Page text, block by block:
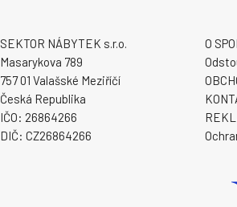
SEKTOR NÁBYTEK s.r.o.
Masarykova 789
757 01 Valašské Meziříčí
Česká Republika
IČO: 26864266
DIČ: CZ26864266
O